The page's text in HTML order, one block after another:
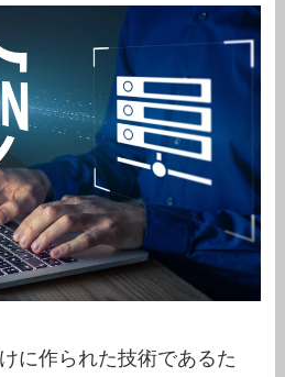
に作られた技術であるた